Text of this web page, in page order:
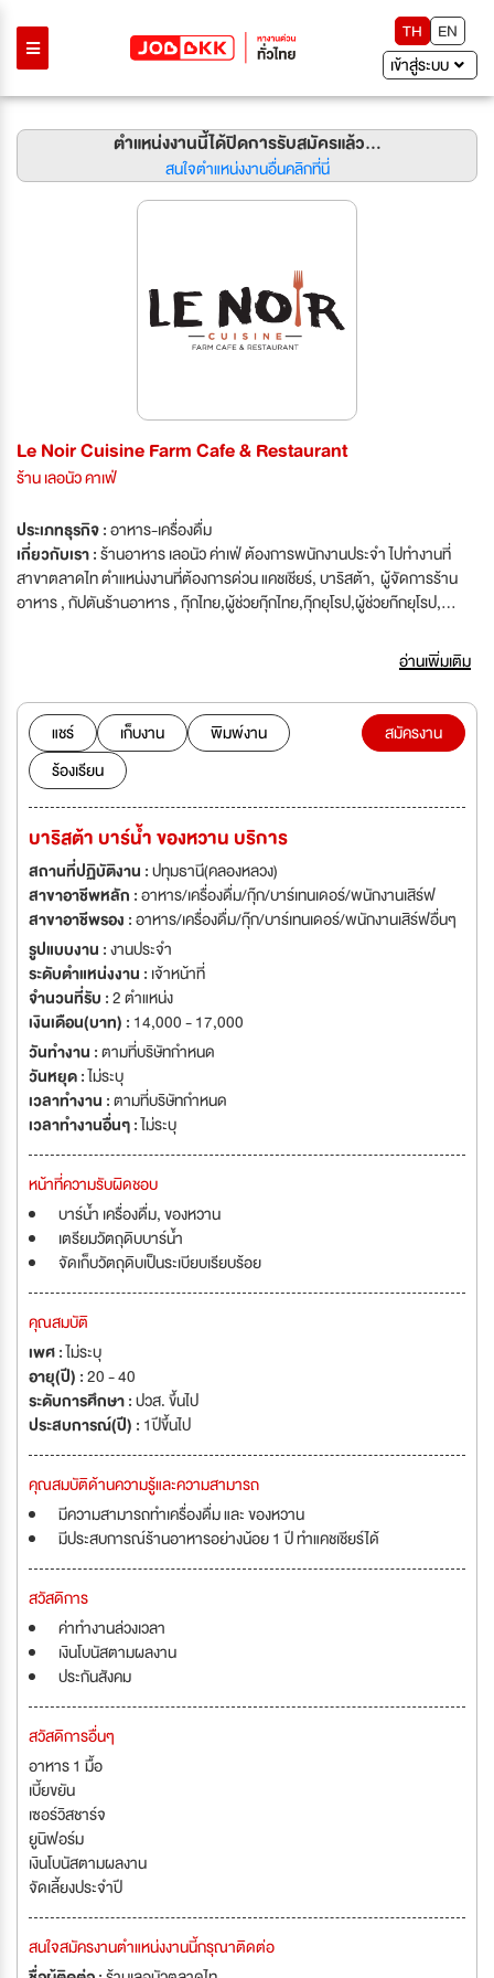
TH
EN
เข้าสู่ระบบ
ตำแหน่งงานนี้ได้ปิดการรับสมัครแล้ว...
สนใจตำแหน่งงานอื่นคลิกที่นี่
Le Noir Cuisine Farm Cafe & Restaurant
ร้าน เลอนัว คาเฟ่
ประเภทธุรกิจ :อาหาร-เครื่องดื่ม
เกี่ยวกับเรา :ร้านอาหาร เลอนัว ค่าเฟ่ ต้องการพนักงานประจำ ไปทำงานที่
สาขาตลาดไท ตำแหน่งงานที่ต้องการด่วน แคชเชียร์, บาริสต้า, ผู้จัดการร้าน
อาหาร , กัปตันร้านอาหาร , กุ๊กไทย,ผู้ช่วยกุ๊กไทย,กุ๊กยุโรป,ผู้ช่วยก๊กยุโรป,
อ่านเพิ่มเติม
แชร์ เก็บงาน
พิมพ์งาน
ร้องเรียน
สมัครงาน
บาริสต้า บาร์น้ำ ของหวาน บริการ
สถานที่ปฏิบัติงาน :ปทุมธานี(คลองหลวง)
สาขาอาชีพหลัก :อาหาร/เครื่องดื่ม/กุ๊ก/บาร์เทนเดอร์/พนักงานเสิร์ฟ
สาขาอาชีพรอง :อาหาร/เครื่องดื่ม/กุ๊ก/บาร์เทนเดอร์/พนักงานเสิร์ฟอื่นๆ
รูปแบบงาน :งานประจำ
ระดับตำแหน่งงาน : เจ้าหน้าที่
จำนวนที่รับ :2 ตำแหน่ง
เงินเดือน(บาท) : 14,000 - 17,000
วันทำงาน :ตามที่บริษัทกำหนด
วันหยุด :ไม่ระบุ
เวลาทำงาน :ตามที่บริษัทกำหนด
เวลาทำงานอื่นๆ :ไม่ระบุ
หน้าที่ความรับผิดชอบ
บาร์น้ำ เครื่องดื่ม, ของหวาน
เตรียมวัตถุดิบบาร์น้ำ
จัดเก็บวัตถุดิบเป็นระเบียบเรียบร้อย
คุณสมบัติ
เพศ :ไม่ระบุ
อายุ(ปี) :20 - 40
ระดับการศึกษา :ปวส. ขึ้นไป
ประสบการณ์(ปี) : 1ปีขึ้นไป
คุณสมบัติด้านความรู้และความสามารถ
มีความสามารถทำเครื่องดื่ม และ ของหวาน
มีประสบการณ์ร้านอาหารอย่างน้อย 1 ปี ทำแคชเชียร์ได้
สวัสดิการ
ค่าทำงานล่วงเวลา
เงินโบนัสตามผลงาน
ประกันสังคม
สวัสดิการอื่นๆ
อาหาร 1 มื้อ
เบี้ยขยัน
เซอร์วิสชาร์จ
ยูนิฟอร์ม
เงินโบนัสตามผลงาน
จัดเลี้ยงประจำปี
สนใจสมัครงานตำแหน่งงานนี้กรุณาติดต่อ